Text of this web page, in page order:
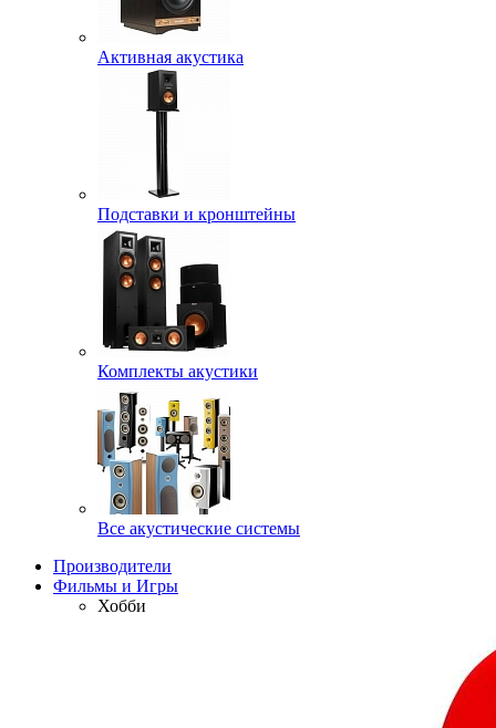
Активная акустика
Подставки и кронштейны
Комплекты акустики
Все акустические системы
Производители
Фильмы и Игры
Хобби